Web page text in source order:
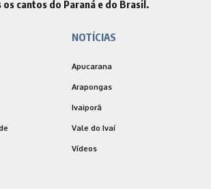
cantos do Paraná e do Brasil.
NOTÍCIAS
Apucarana
Arapongas
Ivaiporã
Vale do Ivaí
Vídeos